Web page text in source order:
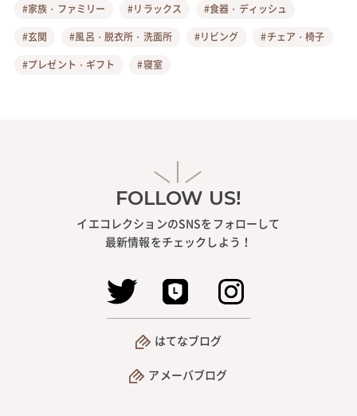
#家族・ファミリー
#リラックス
#食器・ディッシュ
#玄関
#風呂・脱衣所・洗面所 #リビング
#チェア・椅子
#プレゼント・ギフト
#寝室
FOLLOW US!
イエコレクションのSNSをフォローして
最新情報をチェックしよう！
はてなブログ
アメーバブログ